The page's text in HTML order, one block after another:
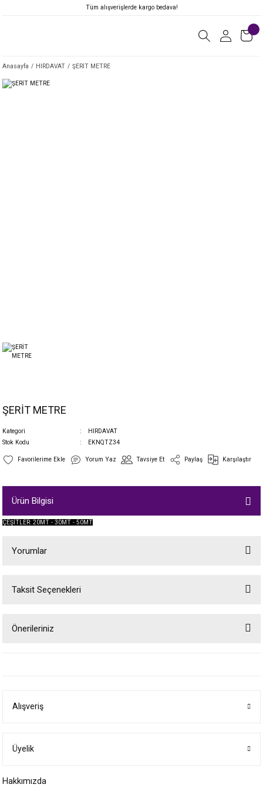
Tüm alışverişlerde kargo bedava!
Anasayfa HIRDAVAT ŞERİT METRE
ŞERİT METRE
Kategori
HIRDAVAT
Stok Kodu
EKNQTZ34
Yorum Yaz Tavsiye Et Paylaş Karşılaştır
Ürün Bilgisi
ÇEŞİTLER: 20MT - 30MT - 50MT
Yorumlar
Taksit Seçenekleri
Önerileriniz
Ürün bilgilerinde hatalar bulunuyor.
Bu ürüne benzer farklı alternatifler olmalı.
Alışveriş
Üyelik
Hakkımızda